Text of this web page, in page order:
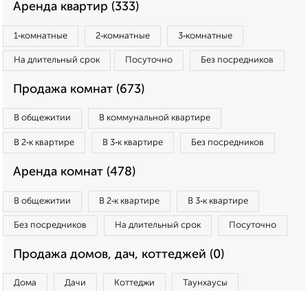
Аренда квартир (333)
1‑комнатные 2‑комнатные 3‑комнатные
На длительный срок Посуточно Без посредников
Продажа комнат (673)
В общежитии В коммунальной квартире
В 2‑к квартире В 3‑к квартире Без посредников
Аренда комнат (478)
В общежитии В 2‑к квартире В 3‑к квартире
Без посредников На длительный срок Посуточно
Продажа домов, дач, коттеджей (0)
Дома Дачи Коттеджи Таунхаусы